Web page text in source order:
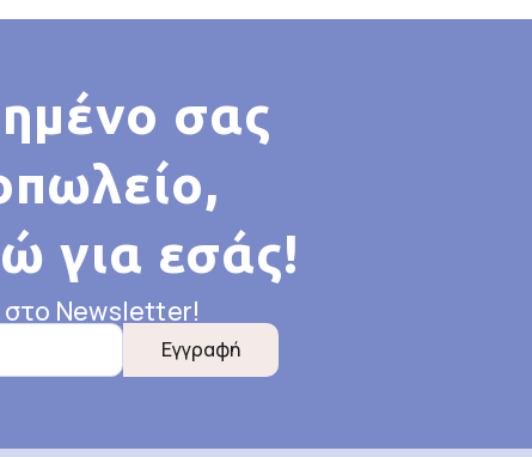
σας
για εσάς!
στο Newsletter!
Εγγραφή